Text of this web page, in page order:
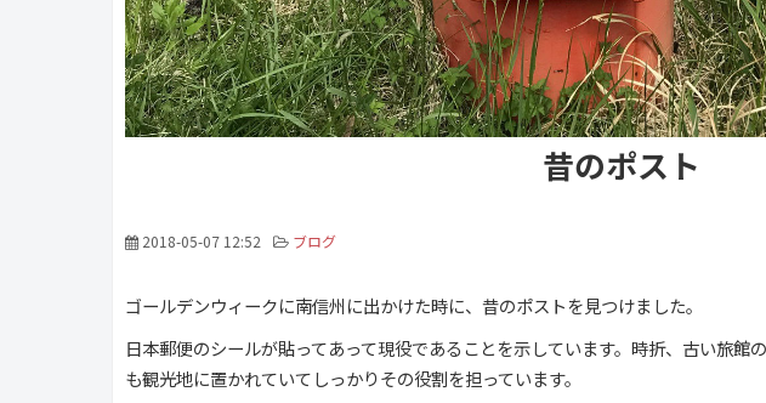
昔のポスト
2018-05-07 12:52 ブログ
ゴールデンウィークに南信州に出かけた時に、昔のポストを見つけました。
日本郵便のシールが貼ってあって現役であることを示しています。時折、古い旅館
も観光地に置かれていてしっかりその役割を担っています。